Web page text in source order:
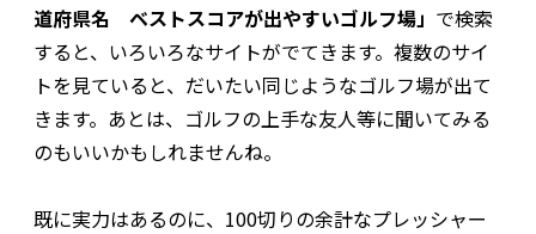
道府県名 ベストスコアが出やすいゴルフ場」 で検索
すると、いろいろなサイトがでてきます。複数のサイ
トを見ていると、だいたい同じようなゴルフ場が出て
きます。あとは、ゴルフの上手な友人等に聞いてみる
のもいいかもしれませんね。
既に実力はあるのに、100切りの余計なプレッシャー